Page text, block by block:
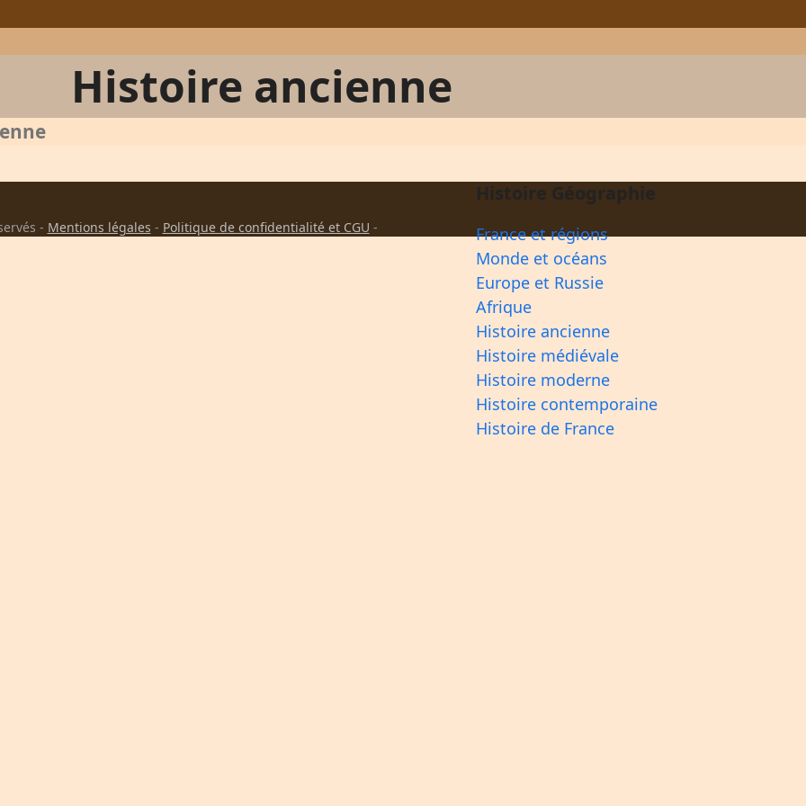
Histoire ancienne
Histoire Géographie
France et régions
Monde et océans
Europe et Russie
Afrique
Histoire ancienne
Histoire médiévale
Histoire moderne
Histoire contemporaine
Histoire de France
- Mentions légales - Politique de confidentialité et CGU -